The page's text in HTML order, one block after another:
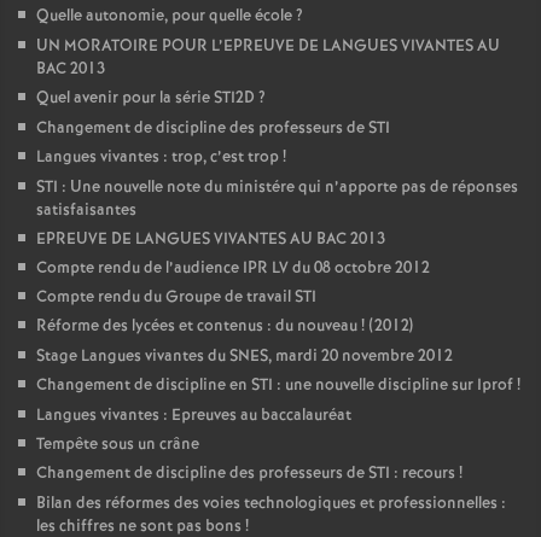
Quelle autonomie, pour quelle école?
UN MORATOIRE POUR L’EPREUVE DE LANGUES VIVANTES AU
BAC 2013
Quel avenir pour la série STI2D ?
Changement de discipline des professeurs de STI
Langues vivantes : trop, c’est trop!
STI : Une nouvelle note du ministére qui n’apporte pas de réponses
satisfaisantes
EPREUVE DE LANGUES VIVANTES AU BAC 2013
Compte rendu de l’audience IPR LV du 08 octobre 2012
Compte rendu du Groupe de travail STI
Réforme des lycées et contenus : du nouveau! (2012)
Stage Langues vivantes du SNES, mardi 20 novembre 2012
Changement de discipline en STI : une nouvelle discipline sur Iprof!
Langues vivantes : Epreuves au baccalauréat
Tempête sous un crâne
Changement de discipline des professeurs de STI : recours !
Bilan des réformes des voies technologiques et professionnelles :
les chiffres ne sont pas bons !